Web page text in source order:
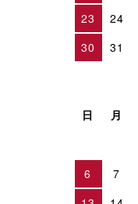
23
24
30
31
日 月
6
7